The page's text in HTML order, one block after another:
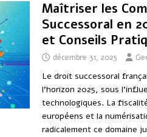
Maîtriser les
Successoral en
et Conseils
décembre 31, 2025
Le droit successoral
l’horizon 2025, sous
technologiques. La
européens et la
radicalement ce domaine